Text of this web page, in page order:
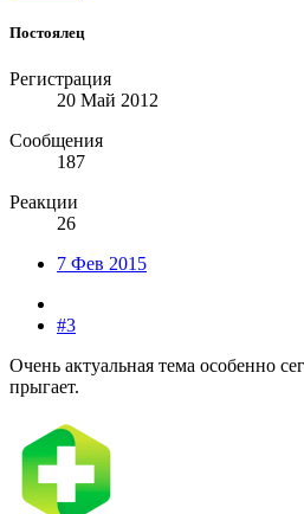
Постоялец
Регистрация
20 Май 2012
Сообщения
187
Реакции
26
7 Фев 2015
#3
Очень актуальная тема особенно
прыгает.